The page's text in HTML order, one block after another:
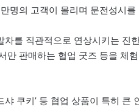
명의 고객이 몰리며 문전성시를
차를 직관적으로 연상시키는
만 판매하는 협업 굿즈 등을 체
샤 쿠키’ 등 협업 상품이 특히